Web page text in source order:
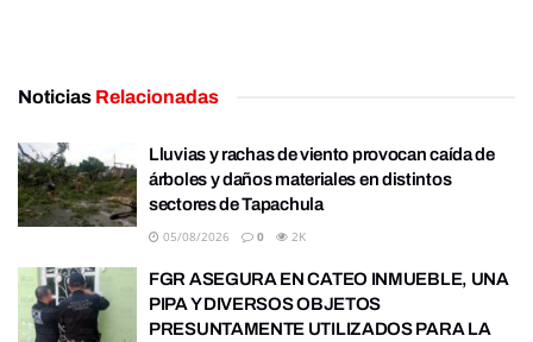
Noticias Relacionadas
Lluvias y rachas de viento provocan caída de
árboles y daños materiales en distintos
sectores de Tapachula
05/08/2026 0 2K
FGR ASEGURA EN CATEO INMUEBLE, UNA
PIPA Y DIVERSOS OBJETOS
PRESUNTAMENTE UTILIZADOS PARA LA